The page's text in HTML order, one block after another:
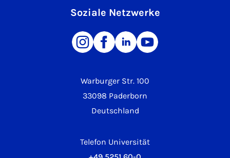
Warburger Str. 100
33098 Paderborn
Deutschland
Telefon Universität
Soziale Netzwerke